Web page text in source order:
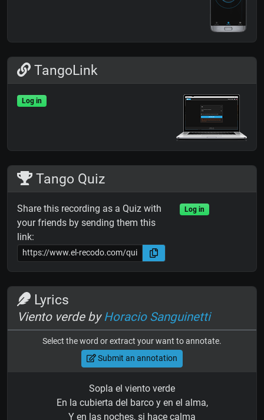
TangoLink
Log in
Tango Quiz
Share this recording as a Quiz with
your friends by sending them this
link:
Log in
Lyrics
Viento verde byHoracio Sanguinetti
Select the word or extract your want to annotate.
Submit an annotation
Sopla el viento verde
En la cubierta del barco y en el alma,
Y en las noches, si hace calma